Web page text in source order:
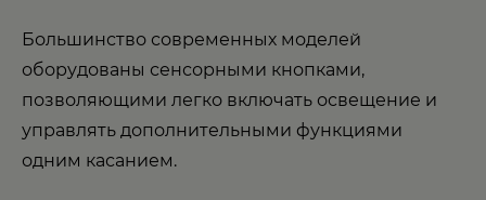
Большинство современных моделей
оборудованы сенсорными кнопками,
позволяющими легко включать освещение и
управлять дополнительными функциями
одним касанием.